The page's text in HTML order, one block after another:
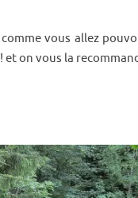
vous allez
et on vous la